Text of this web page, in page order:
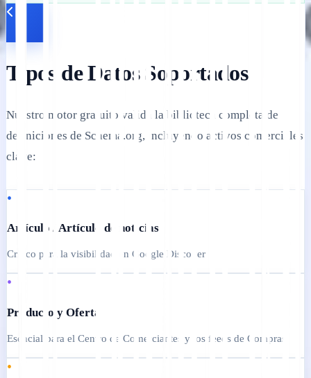
Tipos de Datos Soportados
Nuestro motor gratuito valida la biblioteca completa de
definiciones de Schema.org, incluyendo activos comerciales
clave:
•
Artículo / Artículo de noticias
Crítico para la visibilidad en Google Discover
•
Producto y Oferta
Esencial para el Centro de Comerciantes y los feeds de Compras
•